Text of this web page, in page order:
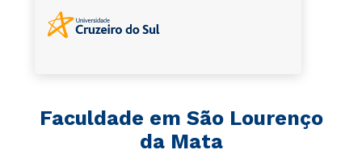
Faculdade em São Lourenço
da Mata